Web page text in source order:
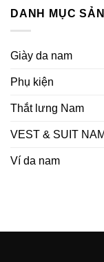
DANH MỤC
Giày da nam
Phụ kiện
Thắt lưng Nam
VEST & SUIT NAM
Ví da nam